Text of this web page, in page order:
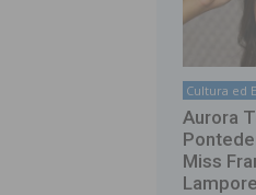
Cultura ed
Aurora
Miss